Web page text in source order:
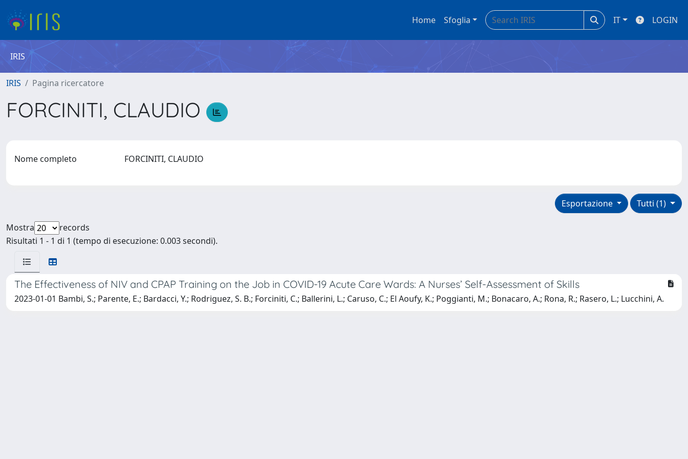
Home Sfoglia IT LOGIN
IRIS
IRIS Pagina ricercatore
FORCINITI, CLAUDIO
Nome completo FORCINITI, CLAUDIO
Tutti (1)
Esportazione
Mostra
records
Risultati 1 - 1 di 1 (tempo di esecuzione: 0.003 secondi).
The Effectiveness of NIV and CPAP Training on the Job in COVID-19 Acute Care Wards: A Nurses’ Self-Assessment of Skills
2023-01-01 Bambi, S.; Parente, E.; Bardacci, Y.; Rodriguez, S. B.; Forciniti, C.; Ballerini, L.; Caruso, C.; El Aoufy, K.; Poggianti, M.; Bonacaro, A.; Rona, R.; Rasero, L.; Lucchini, A.